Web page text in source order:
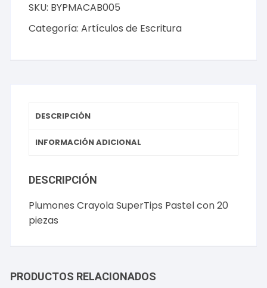
SKU: BYPMACAB005
Categoría:Artículos de Escritura
DESCRIPCIÓN
INFORMACIÓN ADICIONAL
DESCRIPCIÓN
Plumones Crayola SuperTips Pastel con 20
piezas
PRODUCTOS RELACIONADOS